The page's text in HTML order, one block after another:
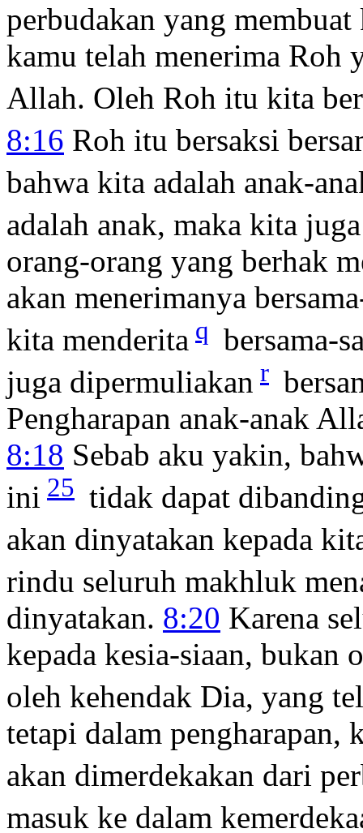
perbudakan yang
kamu telah menerima Roh
Allah. Oleh Roh itu kita
8:16 Roh itu bersaksi
bahwa kita adalah anak-
adalah anak, maka kita
orang-orang yang berhak
akan menerimanya
kita menderita q bersama-
juga dipermuliakan r
Pengharapan anak-anak
8:18 Sebab aku yakin,
ini 25 tidak dapat
akan dinyatakan kepada
rindu seluruh makhluk
dinyatakan. 8:20 Karena
kepada kesia-siaan, bukan
oleh kehendak Dia, yang
tetapi dalam
akan dimerdekakan dari
masuk ke dalam